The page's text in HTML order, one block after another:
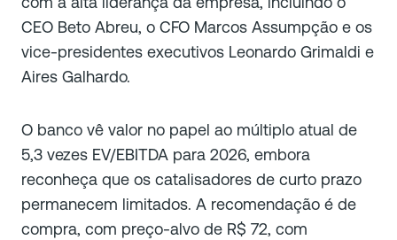
CEO Beto Abreu, o CFO Marcos Assumpção e os
vice-presidentes executivos Leonardo Grimaldi e
Aires Galhardo.
O banco vê valor no papel ao múltiplo atual de
5,3 vezes EV/EBITDA para 2026, embora
reconheça que os catalisadores de curto prazo
permanecem limitados. A recomendação é de
compra, com preço-alvo de R$ 72, com